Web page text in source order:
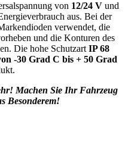
von 12/24 V und
aus. Bei der
verwendet, die
und die Konturen des
Die hohe Schutzart IP 68
-30 Grad C bis + 50 Grad
Machen Sie Ihr Fahrzeug
Besonderem!